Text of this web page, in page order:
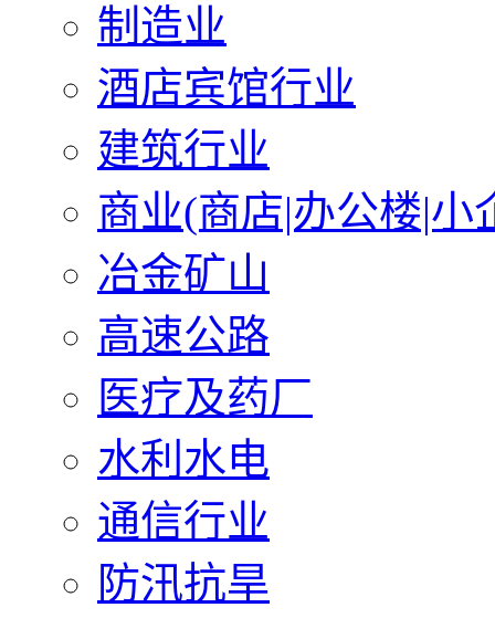
制造业
酒店宾馆行业
建筑行业
商业(商店|办公楼|小
冶金矿山
高速公路
医疗及药厂
水利水电
通信行业
防汛抗旱